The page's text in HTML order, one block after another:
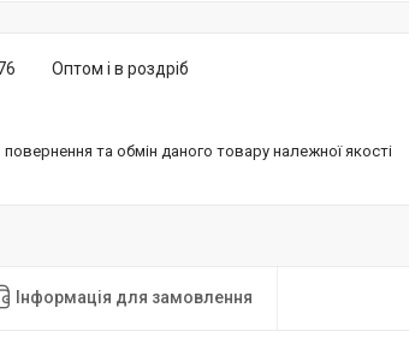
Оптом і в роздріб
та обмін даного товару належної якості
Інформація для замовлення